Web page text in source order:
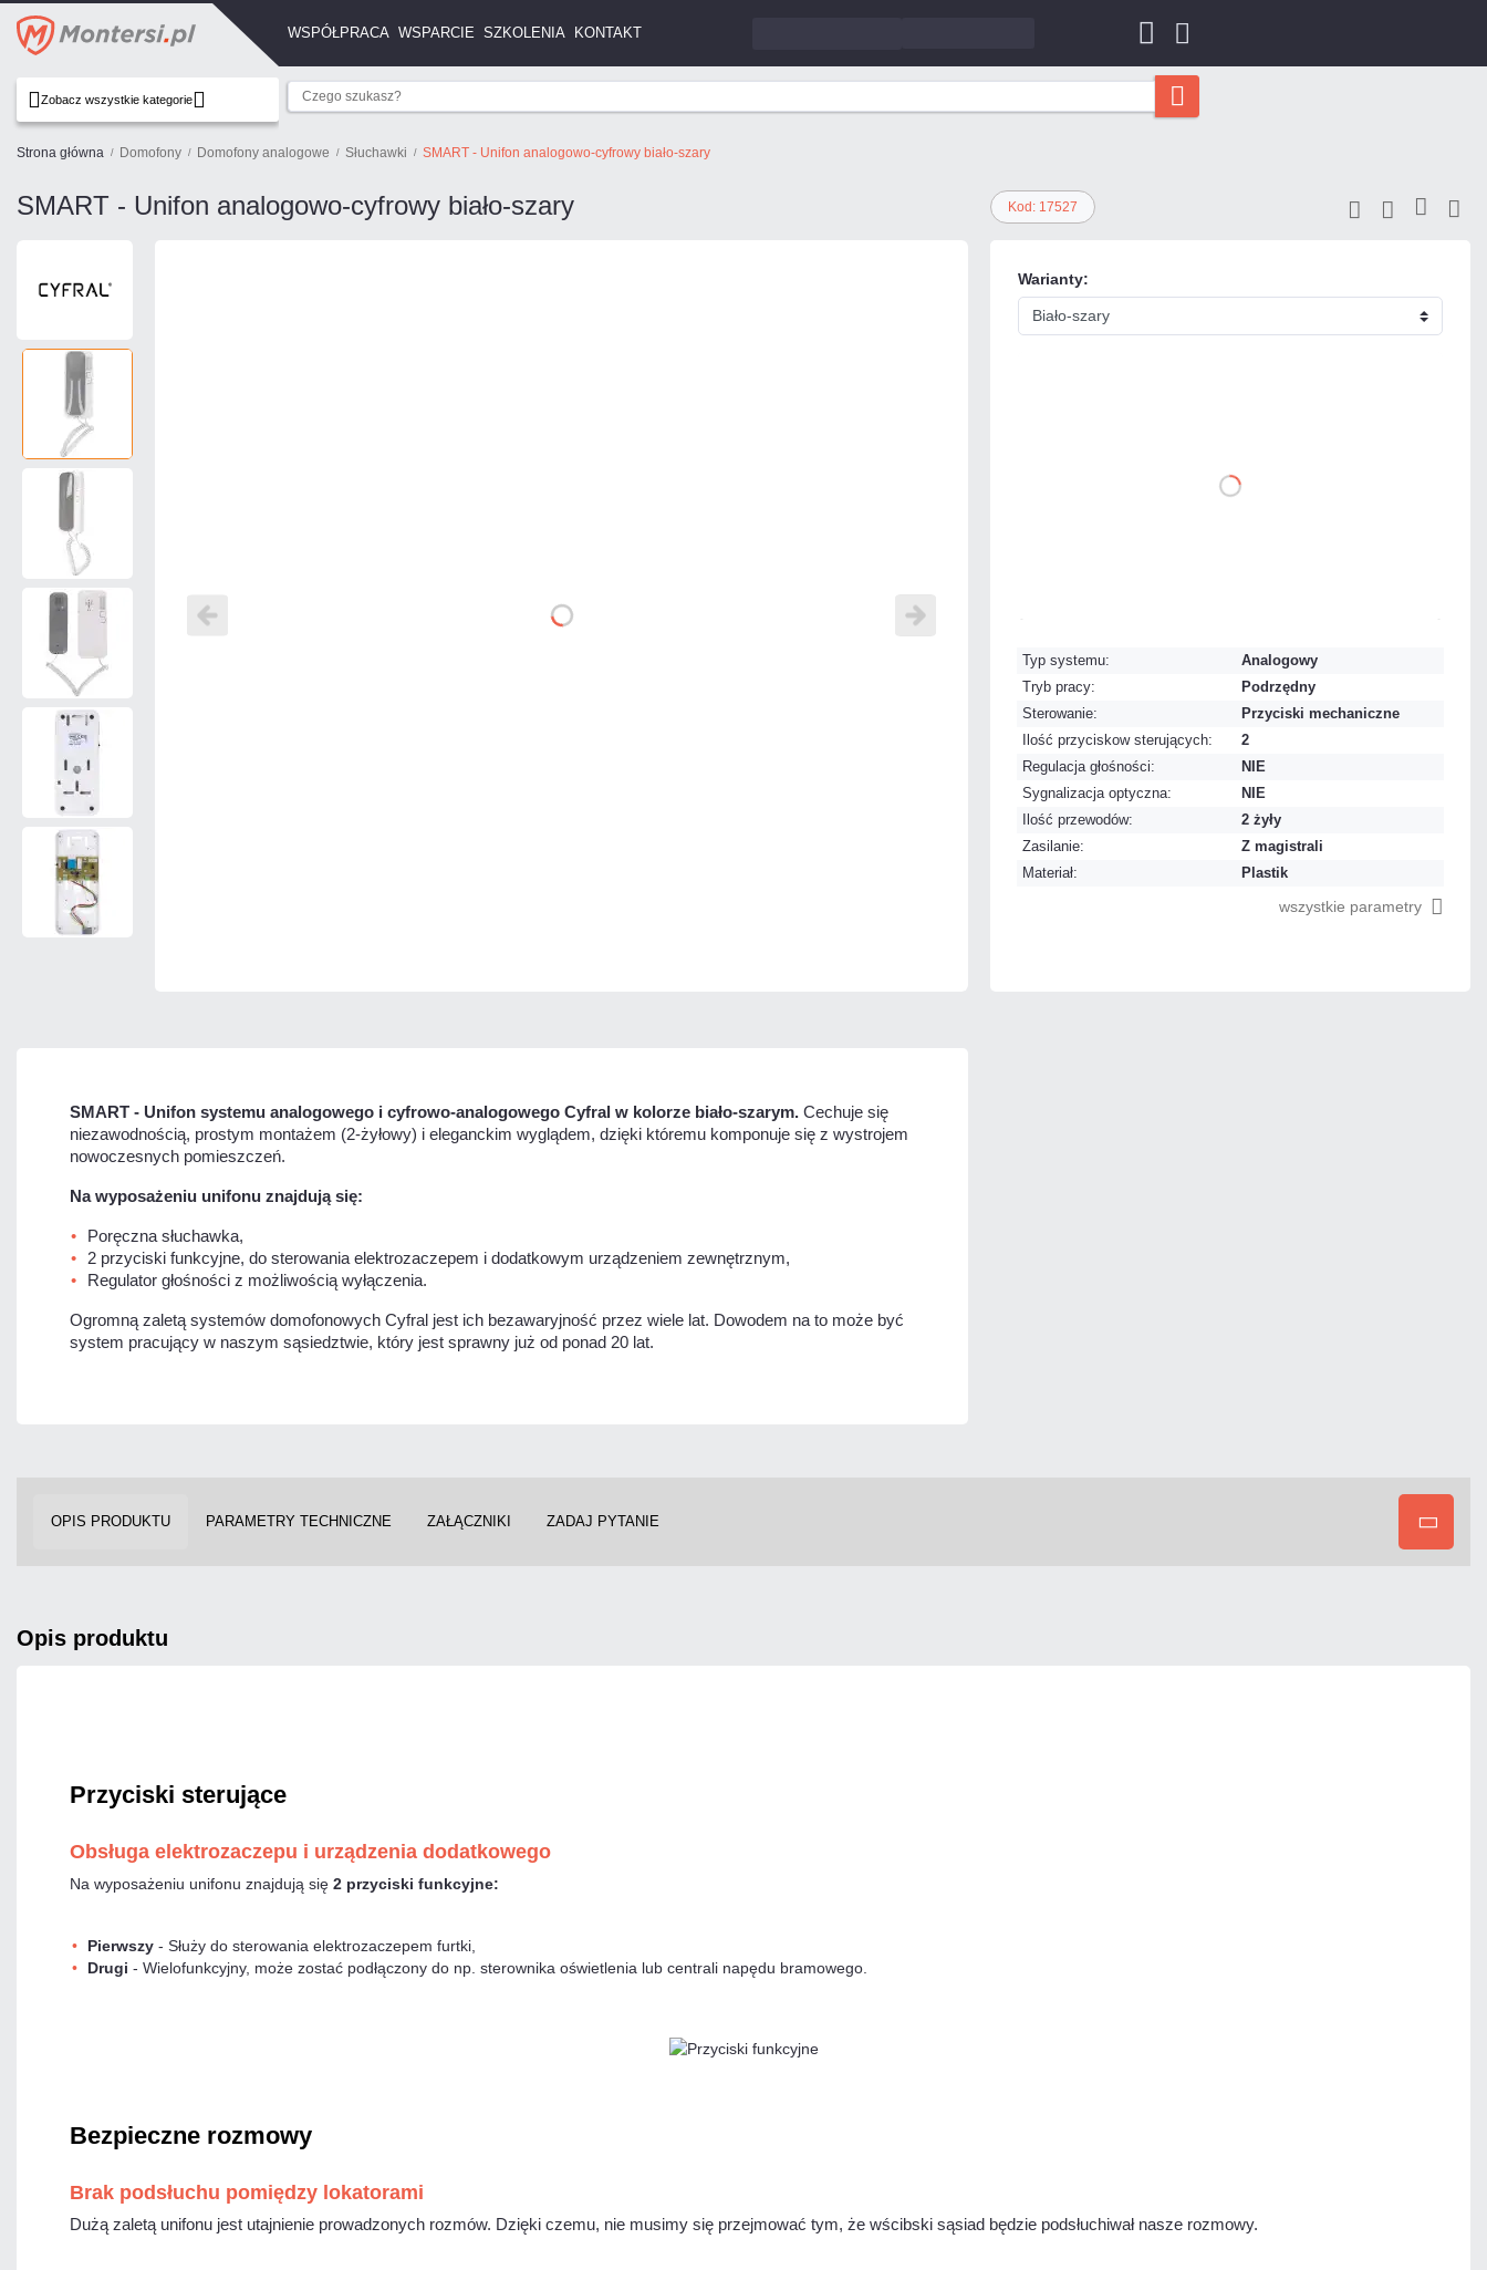
WSPÓŁPRACA WSPARCIE SZKOLENIA KONTAKT
Zobacz wszystkie kategorie
Strona główna Domofony Domofony analogowe Słuchawki SMART - Unifon analogowo-cyfrowy biało-szary
SMART - Unifon analogowo-cyfrowy biało-szary Kod: 17527
Warianty:
Typ systemu:
Analogowy
Tryb pracy:
Podrzędny
Sterowanie:
Przyciski mechaniczne
Ilość przyciskow sterujących:
2
Regulacja głośności:
NIE
Sygnalizacja optyczna:
NIE
Ilość przewodów:
2 żyły
Zasilanie:
Z magistrali
Materiał:
Plastik
wszystkie parametry
SMART - Unifon systemu analogowego i cyfrowo-analogowego Cyfral w kolorze biało-szarym. Cechuje się
niezawodnością, prostym montażem (2-żyłowy) i eleganckim wyglądem, dzięki któremu komponuje się z wystrojem
nowoczesnych pomieszczeń.
Na wyposażeniu unifonu znajdują się:
Poręczna słuchawka,
2 przyciski funkcyjne, do sterowania elektrozaczepem i dodatkowym urządzeniem zewnętrznym,
Regulator głośności z możliwością wyłączenia.
Ogromną zaletą systemów domofonowych Cyfral jest ich bezawaryjność przez wiele lat. Dowodem na to może być
system pracujący w naszym sąsiedztwie, który jest sprawny już od ponad 20 lat.
OPIS PRODUKTU PARAMETRY TECHNICZNE ZAŁĄCZNIKI ZADAJ PYTANIE
opis produktu
Przyciski sterujące
Obsługa elektrozaczepu i urządzenia dodatkowego
Na wyposażeniu unifonu znajdują się 2 przyciski funkcyjne:
Pierwszy - Służy do sterowania elektrozaczepem furtki,
Drugi - Wielofunkcyjny, może zostać podłączony do np. sterownika oświetlenia lub centrali napędu bramowego.
Bezpieczne rozmowy
Brak podsłuchu pomiędzy lokatorami
Dużą zaletą unifonu jest utajnienie prowadzonych rozmów. Dzięki czemu, nie musimy się przejmować tym, że wścibski sąsiad będzie podsłuchiwał nasze rozmowy.